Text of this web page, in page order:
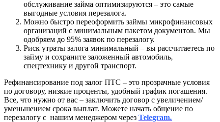
обслуживание займа оптимизируются – это самые
выгодные условия перезалога.
Можно быстро переоформить займы микрофинансовых
организаций с минимальным пакетом документов. Мы
одобряем до 95% заявок по перезалогу.
Риск утраты залога минимальный – вы рассчитаетесь по
займу и сохраните заложенный автомобиль,
спецтехнику и другой транспорт.
Рефинансирование под залог ПТС – это прозрачные условия
по договору, низкие проценты, удобный график погашения.
Все, что нужно от вас – заключить договор с увеличением/
уменьшением срока выплат. Можете начать общение по
перезалогу с нашим менеджером через Telegram.